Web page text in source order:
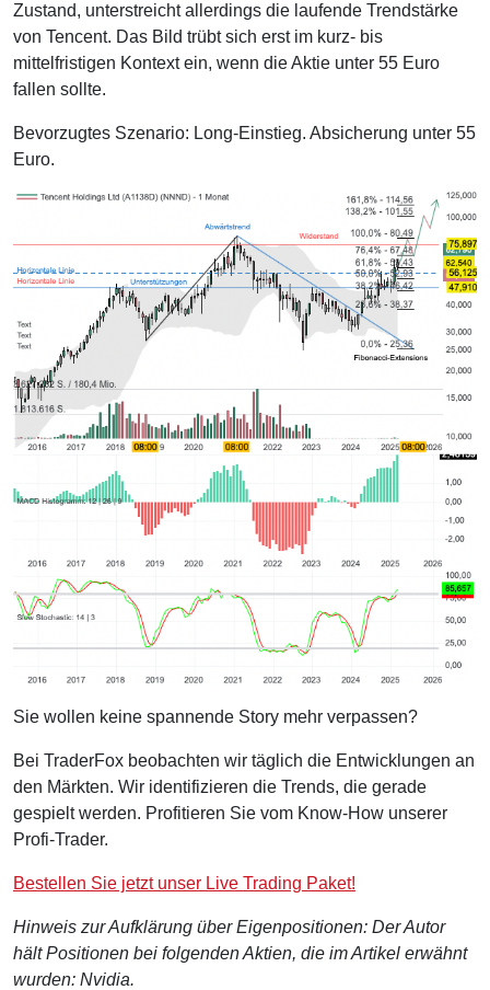
Zustand, unterstreicht allerdings die laufende Trendstärke
von Tencent. Das Bild trübt sich erst im kurz- bis
mittelfristigen Kontext ein, wenn die Aktie unter 55 Euro
fallen sollte.
Bevorzugtes Szenario: Long-Einstieg. Absicherung unter 55
Euro.
Sie wollen keine spannende Story mehr verpassen?
Bei TraderFox beobachten wir täglich die Entwicklungen an
den Märkten. Wir identifizieren die Trends, die gerade
gespielt werden. Profitieren Sie vom Know-How unserer
Profi-Trader.
Bestellen Sie jetzt unser Live Trading Paket!
Hinweis zur Aufklärung über Eigenpositionen: Der Autor
hält Positionen bei folgenden Aktien, die im Artikel erwähnt
wurden: Nvidia.